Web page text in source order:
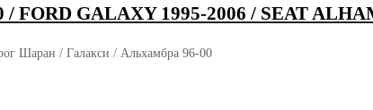
FORD GALAXY 1995-2006 / SEAT
Шаран / Галакси / Альхамбра 96-00